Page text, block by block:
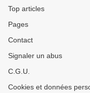
Top articles
Pages
Contact
Signaler un abus
C.G.U.
Cookies et données